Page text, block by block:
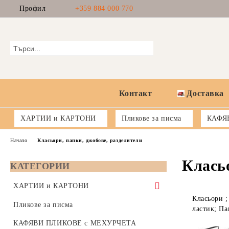
Профил +359 884 000 770
Контакт Доставка
ХАРТИИ и КАРТОНИ Пликове за писма
КАТЕГОРИИ
ХАРТИИ и КАРТОНИ
Копирна хартия 80 gsm - формат А5,
Пликове за писма
КАФЯВИ ПЛИКОВЕ с МЕХУРЧЕТА
Начало Класьори, папки, джобове, разделители
Класьори
ластик;